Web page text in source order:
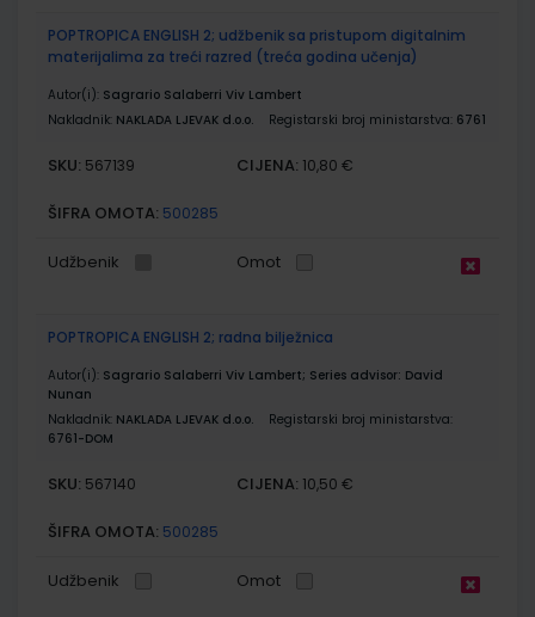
POPTROPICA ENGLISH 2; udžbenik sa pristupom digitalnim
materijalima za treći razred (treća godina učenja)
Autor(i): Sagrario Salaberri Viv Lambert
Nakladnik: NAKLADA LJEVAK d.o.o. Registarski broj ministarstva: 6761
SKU: 567139 CIJENA: 10,80 €
ŠIFRA OMOTA: 500285
Udžbenik Omot
POPTROPICA ENGLISH 2; radna bilježnica
Autor(i): Sagrario Salaberri Viv Lambert; Series advisor: David
Nunan
Nakladnik: NAKLADA LJEVAK d.o.o.
Registarski broj ministarstva:
6761-DOM
SKU: 567140 CIJENA: 10,50 €
ŠIFRA OMOTA: 500285
Udžbenik Omot